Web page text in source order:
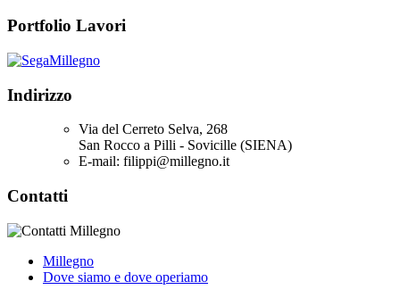
Portfolio Lavori
Indirizzo
Via del Cerreto Selva, 268
San Rocco a Pilli - Sovicille (SIENA)
E-mail: filippi@millegno.it
Contatti
Millegno
Dove siamo e dove operiamo